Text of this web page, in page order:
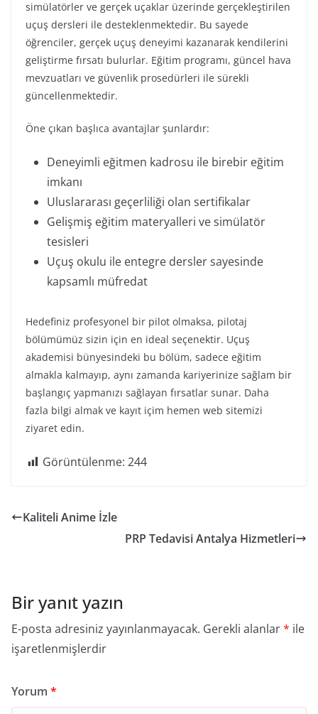
simülatörler ve gerçek uçaklar üzerinde gerçekleştirilen
uçuş dersleri ile desteklenmektedir. Bu sayede
öğrenciler, gerçek uçuş deneyimi kazanarak kendilerini
geliştirme fırsatı bulurlar. Eğitim programı, güncel hava
mevzuatları ve güvenlik prosedürleri ile sürekli
güncellenmektedir.
Öne çıkan başlıca avantajlar şunlardır:
Deneyimli eğitmen kadrosu ile birebir eğitim
imkanı
Uluslararası geçerliliği olan sertifikalar
Gelişmiş eğitim materyalleri ve simülatör
tesisleri
Uçuş okulu ile entegre dersler sayesinde
kapsamlı müfredat
Hedefiniz profesyonel bir pilot olmaksa, pilotaj
bölümümüz sizin için en ideal seçenektir. Uçuş
akademisi bünyesindeki bu bölüm, sadece eğitim
almakla kalmayıp, aynı zamanda kariyerinize sağlam bir
başlangıç yapmanızı sağlayan fırsatlar sunar. Daha
fazla bilgi almak ve kayıt içim hemen web sitemizi
ziyaret edin.
Görüntülenme: 244
Kaliteli Anime İzle
PRP Tedavisi Antalya Hizmetleri
Bir yanıt yazın
E-posta adresiniz yayınlanmayacak. Gerekli alanlar* ile
işaretlenmişlerdir
Yorum *